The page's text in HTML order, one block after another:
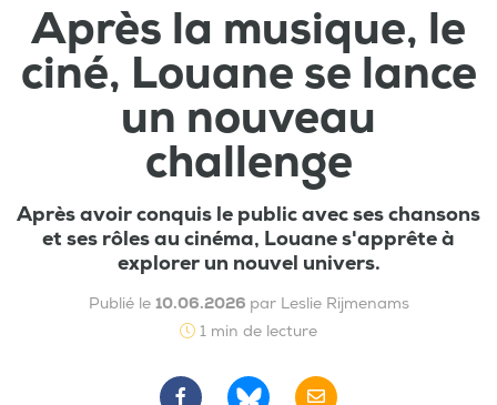
Après la musique, le
ciné, Louane se lance
un nouveau
challenge
Après avoir conquis le public avec ses chansons
et ses rôles au cinéma, Louane s'apprête à
explorer un nouvel univers.
Publié le 10.06.2026 par Leslie Rijmenams
1 min de lecture